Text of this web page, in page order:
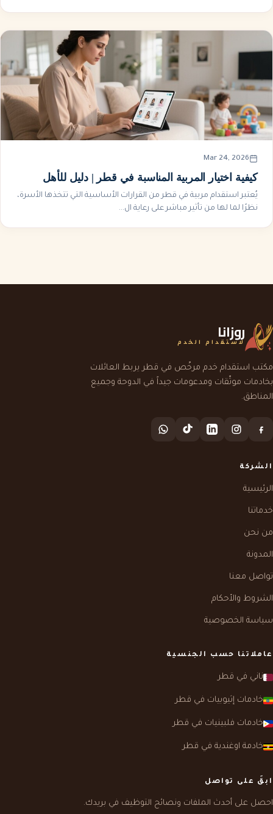
Mar 24, 2026
كيفية اختيار المربية المناسبة في قطر | دليل للأهل
يُعتبر استقدام مربية في قطر من القرارات الأساسية التي تتخذها الأسرة،
نظرًا لما لها من تأثير مباشر على رعاية ال...
روزانا
لاستقدام الخدم
مكتب استقدام خدم مرخّص في قطر يربط العائلات
بخادمات موثّقات ومدعومات جيداً في الدوحة وجميع
المناطق.
الشركة
الرئيسية
خدماتنا
من نحن
المدونة
تواصل معنا
الشروط والأحكام
سياسة الخصوصية
عاملاتنا حسب الجنسية
ناني في قطر
خادمات إثيوبيات في قطر
خادمات فلبينيات في قطر
خادمة اوغندية في قطر
ابقَ على تواصل
احصل على أحدث الملفات ونصائح التوظيف في بريدك.